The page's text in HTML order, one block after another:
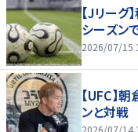
【Jリー
シーズン
2026/07/15
【UFC】
ンと対戦